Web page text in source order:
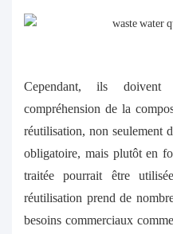
Cependant, ils
compréhension de la
réutilisation, non seulement
obligatoire, mais plutôt en
traitée pourrait être
réutilisation prend de
besoins commerciaux